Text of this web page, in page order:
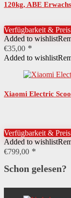
120kg, ABE
Verfügbarkeit &
Added to wishlist
€35,00
Added to wishlist
Xiaomi Electric
Verfügbarkeit &
Added to wishlist
€799,00
Schon gelesen?